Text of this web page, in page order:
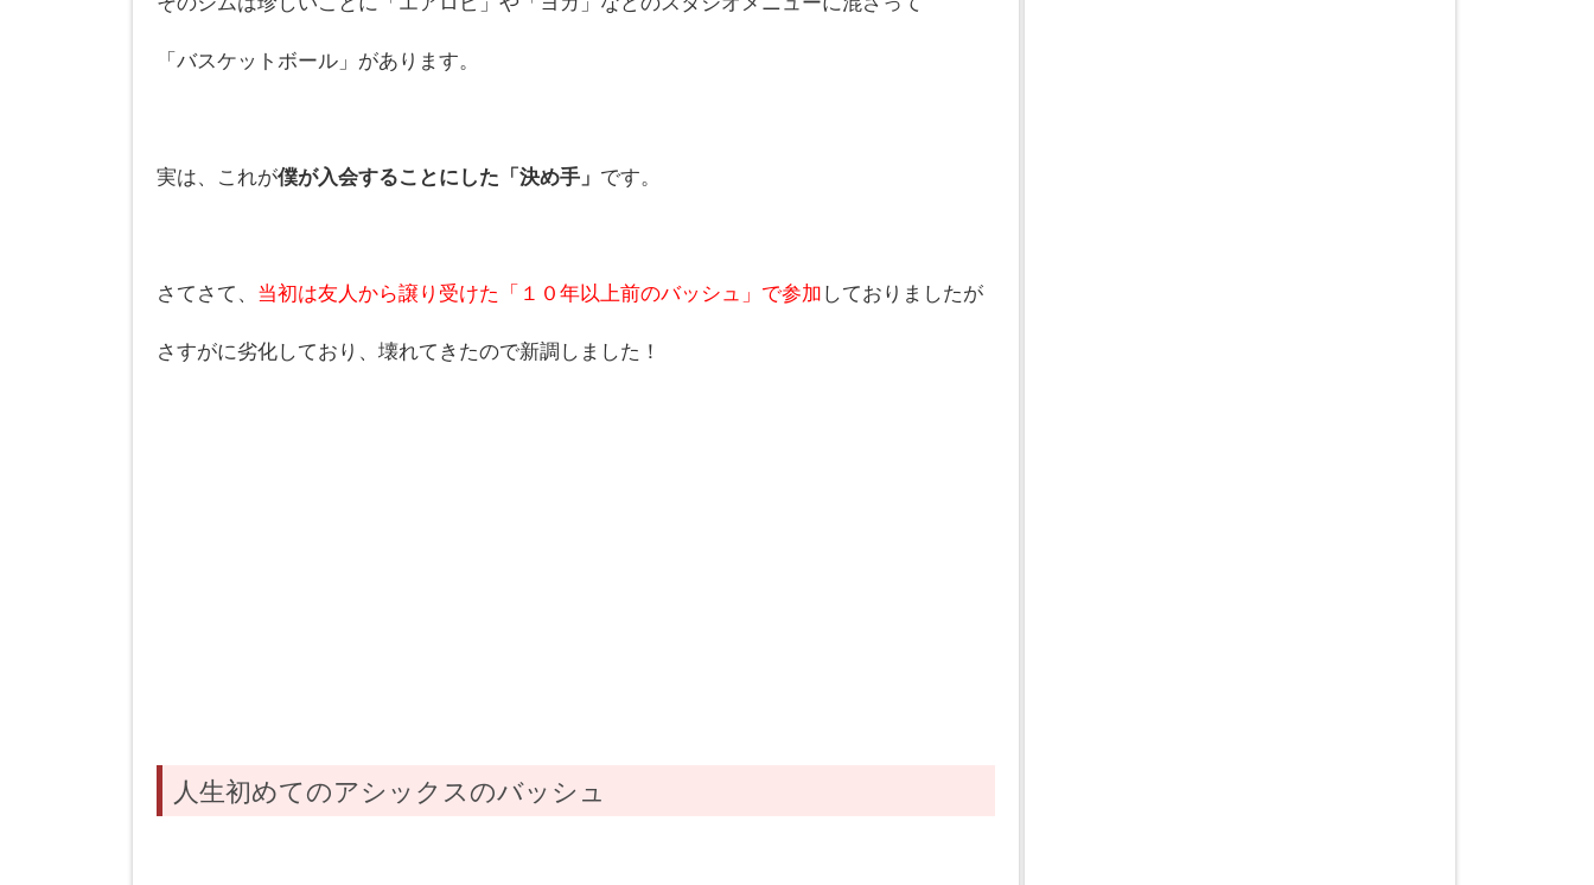
「バスケットボール」があります。
実は、これが僕が入会することにした「決め手」 です。
さてさて、 当初は友人から譲り受けた「１０年以上前のバッシュ」で参加 しておりましたが
さすがに劣化しており、壊れてきたので新調しました！
人生初めてのアシックスのバッシュ